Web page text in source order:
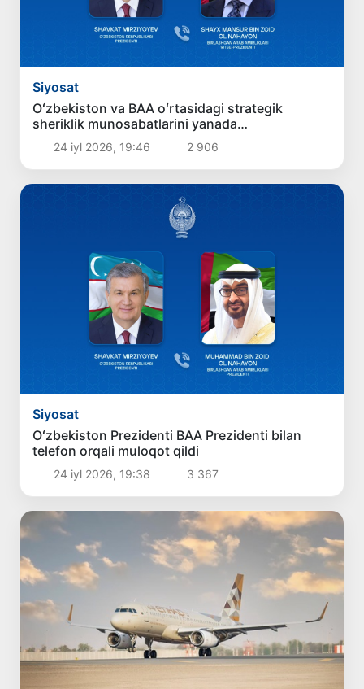
Siyosat
Oʻzbekiston va BAA oʻrtasidagi strategik
sheriklik munosabatlarini yanada
mustahkamlash masalalari muhokama qilindi
24 iyl 2026, 19:46 2 906
Siyosat
Oʻzbekiston Prezidenti BAA Prezidenti bilan
telefon orqali muloqot qildi
24 iyl 2026, 19:38 3 367